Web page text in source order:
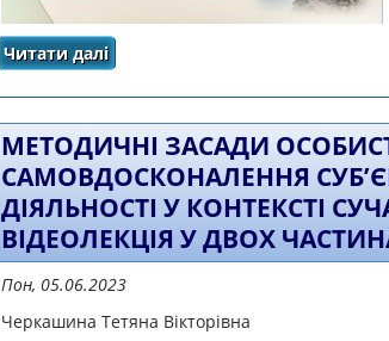
Читати даліпро ОСНОВИ МЕНТАЛЬНОГО
МЕТОДИЧНІ ЗАСАДИ
САМОВДОСКОНАЛЕННЯ
ДІЯЛЬНОСТІ У КОНТЕКСТІ
ВІДЕОЛЕКЦІЯ У ДВОХ
Пон, 05.06.2023
Черкашина Тетяна Вікторівна